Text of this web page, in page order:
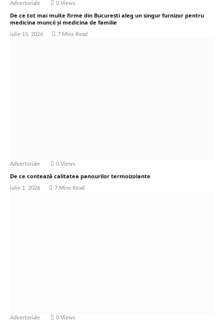
Advertoriale 0 Views
De ce tot mai multe firme din București aleg un singur furnizor pentru
medicina muncii și medicina de familie
iulie 15, 2026 7 Mins Read
Advertoriale 0 Views
De ce contează calitatea panourilor termoizolante
iulie 1, 2026 7 Mins Read
Advertoriale 0 Views